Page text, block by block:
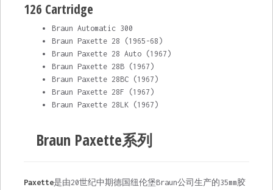
126 Cartridge
Braun Automatic 300
Braun Paxette 28 (1965-68)
Braun Paxette 28 Auto (1967)
Braun Paxette 28B (1967)
Braun Paxette 28BC (1967)
Braun Paxette 28F (1967)
Braun Paxette 28LK (1967)
Braun Paxette系列
Paxette是由20世纪中期德国纽伦堡Braun公司生产的35mm胶